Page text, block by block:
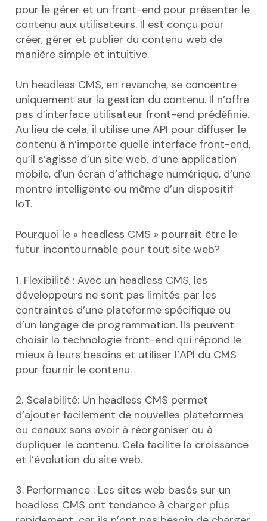
pour le gérer et un front-end pour présenter le
contenu aux utilisateurs. Il est conçu pour
créer, gérer et publier du contenu web de
manière simple et intuitive.
Un headless CMS, en revanche, se concentre
uniquement sur la gestion du contenu. Il n’offre
pas d’interface utilisateur front-end prédéfinie.
Au lieu de cela, il utilise une API pour diffuser le
contenu à n’importe quelle interface front-end,
qu’il s’agisse d’un site web, d’une application
mobile, d’un écran d’affichage numérique, d’une
montre intelligente ou même d’un dispositif
IoT.
Pourquoi le « headless CMS » pourrait être le
futur incontournable pour tout site web?
1. Flexibilité : Avec un headless CMS, les
développeurs ne sont pas limités par les
contraintes d’une plateforme spécifique ou
d’un langage de programmation. Ils peuvent
choisir la technologie front-end qui répond le
mieux à leurs besoins et utiliser l’API du CMS
pour fournir le contenu.
2. Scalabilité: Un headless CMS permet
d’ajouter facilement de nouvelles plateformes
ou canaux sans avoir à réorganiser ou à
dupliquer le contenu. Cela facilite la croissance
et l’évolution du site web.
3. Performance : Les sites web basés sur un
headless CMS ont tendance à charger plus